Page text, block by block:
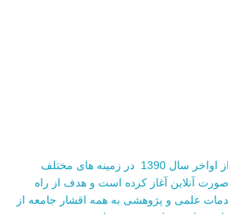
تیم پژوهشی کوله پشتی از اواخر سال 1390 در زمینه های مختلف
آنلاین آغاز کرده است و هدف از راه
علمی و پژوهشی به همه اقشار جامعه از